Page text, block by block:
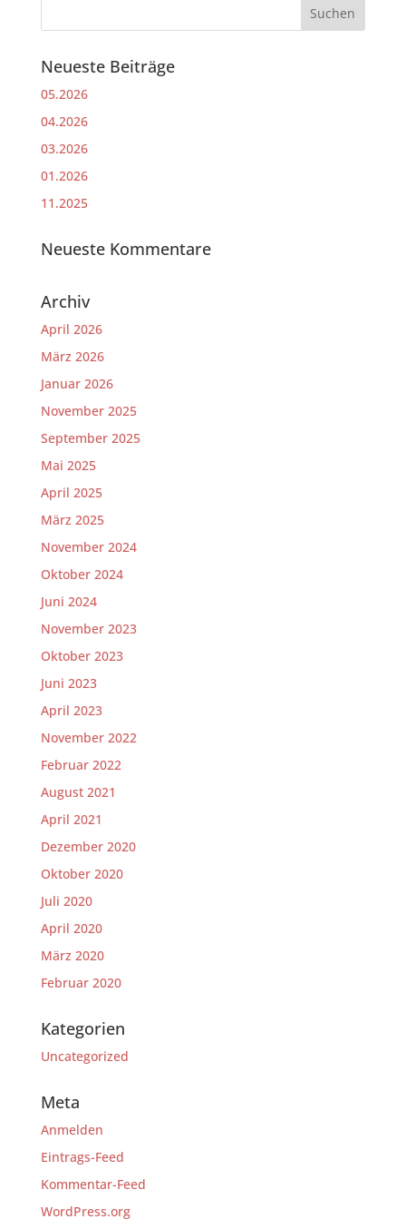
Neueste Beiträge
05.2026
04.2026
03.2026
01.2026
11.2025
Neueste Kommentare
Archiv
April 2026
März 2026
Januar 2026
November 2025
September 2025
Mai 2025
April 2025
März 2025
November 2024
Oktober 2024
Juni 2024
November 2023
Oktober 2023
Juni 2023
April 2023
November 2022
Februar 2022
August 2021
April 2021
Dezember 2020
Oktober 2020
Juli 2020
April 2020
März 2020
Februar 2020
Kategorien
Uncategorized
Meta
Anmelden
Eintrags-Feed
Kommentar-Feed
WordPress.org